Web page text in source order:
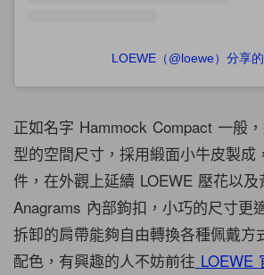
LOEWE（@loewe）分享
正如名字 Hammock Compact 一般，
型的空間尺寸，採用緞面小牛皮製成
件，在外觀上延續 LOEWE 壓花以及
Anagrams 內部鉤扣，小巧的尺寸更
拆卸的肩帶能夠自由轉換各種佩戴方
配色，有興趣的人不妨前往 LOEWE